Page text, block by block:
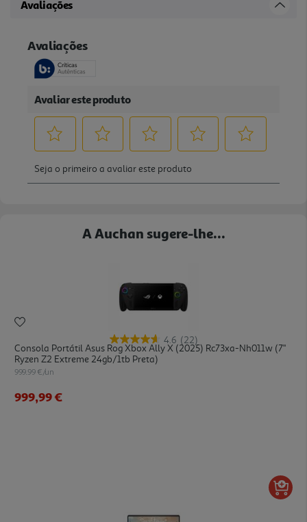
Avaliações
A Auchan sugere-lhe...
4.6 (22)
Consola Portátil Asus Rog Xbox Ally X (2025) Rc73xa-Nh011w (7"
Ryzen Z2 Extreme 24gb/1tb Preta)
999.99 €/un
999,99 €